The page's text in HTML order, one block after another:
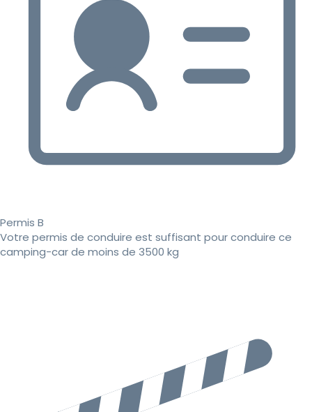
Permis B
Votre permis de conduire est suffisant pour conduire ce
camping-car de moins de 3500 kg